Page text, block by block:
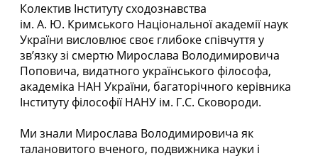
Колектив Інституту сходознавства
ім. А. Ю. Кримського Національної академії наук
України висловлює своє глибоке співчуття у
зв’язку зі смертю Мирослава Володимировича
Поповича, видатного українського філософа,
академіка НАН України, багаторічного керівника
Інституту філософії НАНУ ім. Г.С. Сковороди.
Ми знали Мирослава Володимировича як
талановитого вченого, подвижника науки і